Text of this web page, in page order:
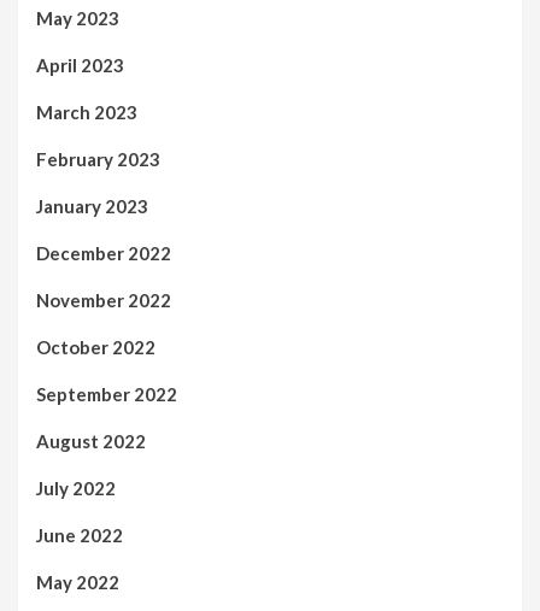
May 2023
April 2023
March 2023
February 2023
January 2023
December 2022
November 2022
October 2022
September 2022
August 2022
July 2022
June 2022
May 2022